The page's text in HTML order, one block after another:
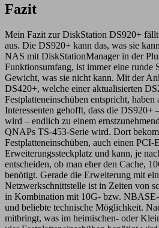
Fazit
Mein Fazit zur DiskStation DS920+
aus. Die DS920+ kann das, was sie
NAS mit DiskStationManager in der
Funktionsumfang, ist immer eine runde
Gewicht, was sie nicht kann. Mit der
DS420+, welche einer aktualisierten
Festplatteneinschüben entspricht,
Interessenten gehofft, dass die DS920+
wird – endlich zu einem
QNAPs TS-453-Serie wird. Dort
Festplatteneinschüben, auch einen PCI-
Erweiterungssteckplatz und kann, je
entscheiden, ob man eher den Cache,
benötigt. Gerade die Erweiterung mit
Netzwerkschnittstelle ist in Zeiten von
in Kombination mit 10G- bzw.
und beliebte technische Möglichkeit.
mitbringt, was im heimischen- oder